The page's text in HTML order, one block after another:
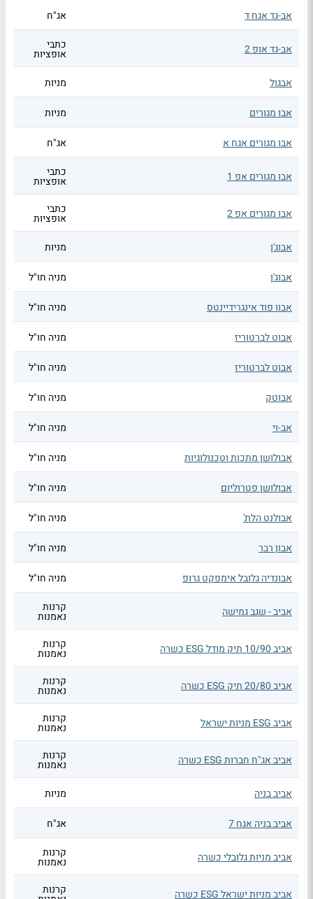
אב-גד אגח ד אג"ח
אב-גד אופ 2 כתבי
אופציות
אבגול
מניות
אבו מגורים מניות
אבו מגורים אגח א אג"ח
אבו מגורים אפ 1 כתבי
אופציות
אבו מגורים אפ 2 כתבי
אופציות
אבוג'ן
מניות
אבוג'ן מניה חו"ל
אבוו פוד אינגרידיינטס מניה חו"ל
אבוט לברטוריז מניה חו"ל
אבוט לברטוריז מניה חו"ל
אבוטק מניה חו"ל
אב-וי מניה חו"ל
אבולושן מתכות וטכנולוגיות מניה חו"ל
אבולושן פטרוליום מניה חו"ל
אבולנט הלת' מניה חו"ל
אבון רבר מניה חו"ל
אבונדיה גלובל אימפקט גרופ מניה חו"ל
אביב - שגב גמישה קרנות
נאמנות
אביב 10/90 תיק מודל ESG כשרה קרנות
נאמנות
אביב 20/80 תיק ESG כשרה קרנות
נאמנות
אביב ESG מניות ישראל קרנות
נאמנות
אביב אג"ח חברות ESG כשרה קרנות
נאמנות
אביב בניה
מניות
אביב בניה אגח 7 אג"ח
אביב מניות גלובלי כשרה קרנות
נאמנות
אביב מניות ישראל ESG כשרה קרנות